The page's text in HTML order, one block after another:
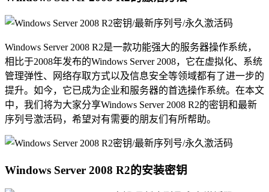
Windows Server 2008 R2是一款功能强大的服务器操作系统，
相比于2008年发布的Windows Server 2008，它在虚拟化、系统
管理弹性、网络存取方式以及信息安全等领域都有了进一步的
提升。如今，它已成为企业和服务器的首选操作系统。在本文
中，我们将为大家分享Windows Server 2008 R2的密钥和最新
序列号激活码，希望对有需要的朋友们有所帮助。
Windows Server 2008 R2的安装密钥